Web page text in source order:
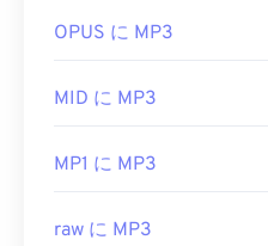
OPUS に MP3
MID に MP3
MP1 に MP3
raw に MP3